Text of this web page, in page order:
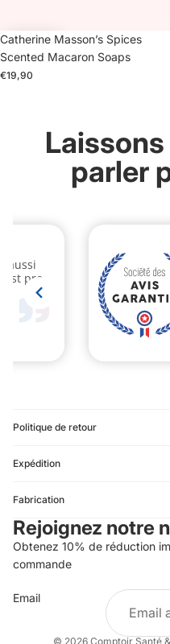
Catherine Masson’s Spices
Scented Macaron Soaps
€19,90
parler
Politique de retour
Expédition
Fabrication
Rejoignez notre
Obtenez 10% de réduction
commande
Email
© 2026 Comptoir Santé
Terms of service
Terms of sale
Legal notice